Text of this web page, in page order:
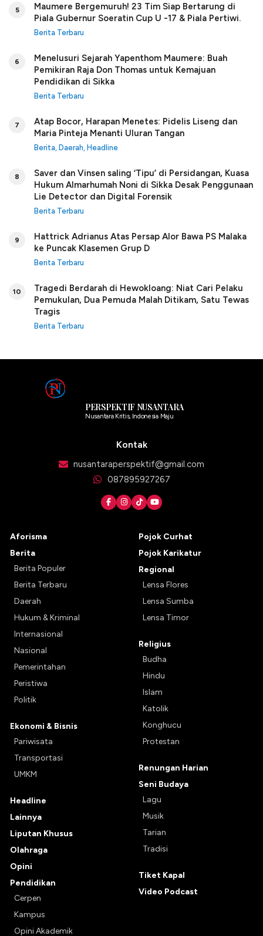
5
Maumere Bergemuruh! 23 Tim Siap Bertarung di
Piala Gubernur Soeratin Cup U -17 & Piala Pertiwi.
Berita Terbaru
6
Menelusuri Sejarah Yapenthom Maumere: Buah
Pemikiran Raja Don Thomas untuk Kemajuan
Pendidikan di Sikka
Berita Terbaru
7
Atap Bocor, Harapan Menetes: Pidelis Liseng dan
Maria Pinteja Menanti Uluran Tangan
Berita Daerah Headline
8
Saver dan Vinsen saling ‘Tipu’ di Persidangan, Kuasa
Hukum Almarhumah Noni di Sikka Desak Penggunaan
Lie Detector dan Digital Forensik
Berita Terbaru
9
Hattrick Adrianus Atas Persap Alor Bawa PS Malaka
ke Puncak Klasemen Grup D
Berita Terbaru
10
Tragedi Berdarah di Hewokloang: Niat Cari Pelaku
Pemukulan, Dua Pemuda Malah Ditikam, Satu Tewas
Tragis
Berita Terbaru
PERSPEKTIF NUSANTARA
Nusantara Kritis, Indonesia Maju
Kontak
nusantaraperspektif@gmail.com
087895927267
Aforisma
Berita
Berita Populer
Berita Terbaru
Daerah
Hukum & Kriminal
Internasional
Nasional
Pemerintahan
Peristiwa
Politik
Ekonomi & Bisnis
Pariwisata
Transportasi
UMKM
Headline
Lainnya
Liputan Khusus
Olahraga
Opini
Pendidikan
Cerpen
Kampus
Opini Akademik
Pojok Curhat
Pojok Karikatur
Regional
Lensa Flores
Lensa Sumba
Lensa Timor
Religius
Budha
Hindu
Islam
Katolik
Konghucu
Protestan
Renungan Harian
Seni Budaya
Lagu
Musik
Tarian
Tradisi
Tiket Kapal
Video Podcast